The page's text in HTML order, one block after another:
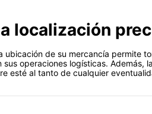
localización
de su mercancía permite
operaciones logísticas.
esté al tanto de cualquier